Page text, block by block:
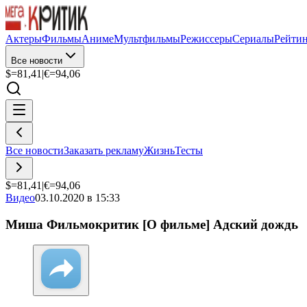
АктерыФильмыАнимеМультфильмыРежиссерыСериалы
Все новости
$=81,41 |€=94,06
Все новостиЗаказать рекламуЖизньТесты
$=81,41 |€=94,06
Видео03.10.2020 в 15:33
Миша Фильмокритик [О фильме] Адский дождь